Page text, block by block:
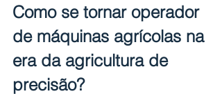
Como se tornar operador
de máquinas agrícolas na
era da agricultura de
precisão?